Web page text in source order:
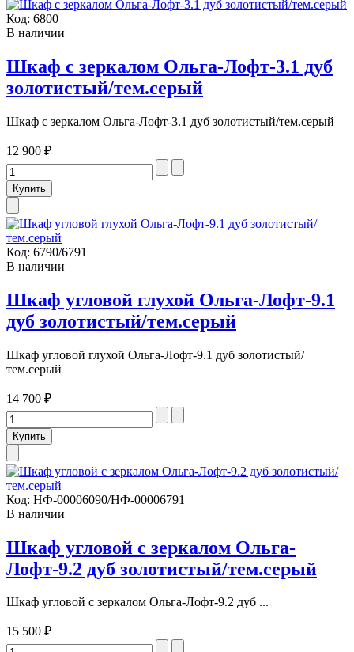
Код: 6800
В наличии
Шкаф с зеркалом Ольга-Лофт-3.1 дуб
золотистый/тем.серый
Шкаф с зеркалом Ольга-Лофт-3.1 дуб золотистый/тем.серый
12 900 ₽
Код: 6790/6791
В наличии
Шкаф угловой глухой Ольга-Лофт-9.1
дуб золотистый/тем.серый
Шкаф угловой глухой Ольга-Лофт-9.1 дуб золотистый/
тем.серый
14 700 ₽
Код: НФ-00006090/НФ-00006791
В наличии
Шкаф угловой с зеркалом Ольга-
Лофт-9.2 дуб золотистый/тем.серый
Шкаф угловой с зеркалом Ольга-Лофт-9.2 дуб ...
15 500 ₽